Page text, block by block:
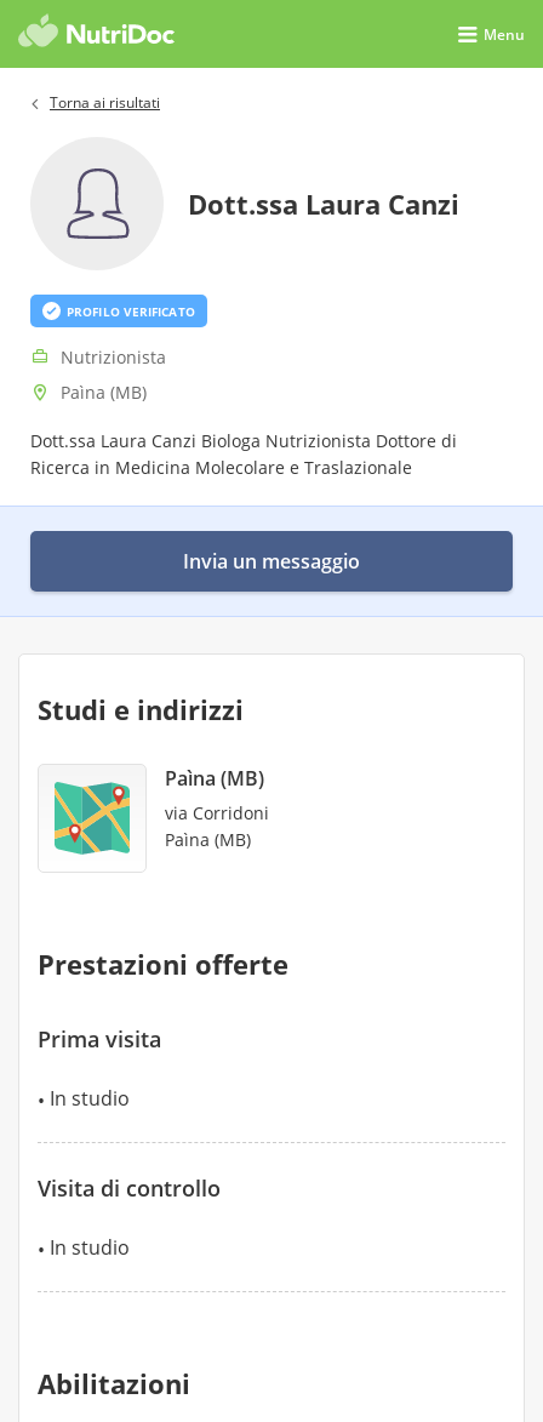
Menu
Torna ai risultati
Dott.ssa Laura Canzi
PROFILO VERIFICATO
Nutrizionista
Paìna (MB)
Dott.ssa Laura Canzi Biologa Nutrizionista Dottore di
Ricerca in Medicina Molecolare e Traslazionale
Invia un messaggio
Studi e indirizzi
Paìna (MB)
via Corridoni
Paìna (MB)
Prestazioni offerte
Prima visita
In studio
Visita di controllo
In studio
Abilitazioni